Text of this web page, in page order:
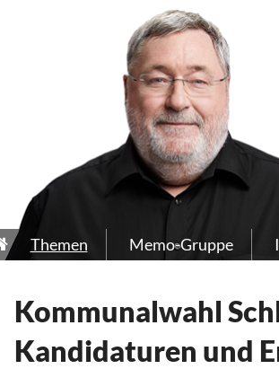
Themen Memo-Gruppe
Kommunalwahl
Kandidaturen und